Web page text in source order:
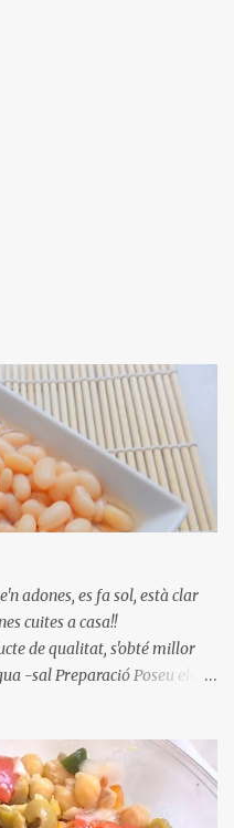
adones, es fa sol, està clar
cuites a casa!!
de qualitat, s'obté millor
-sal Preparació Poseu els
bullint, per aigua freda,
el foc i atureu la ebullició, dues
de coure a foc baix, quasi